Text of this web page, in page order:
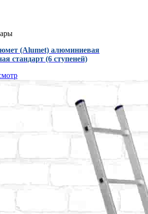
(Alumet) алюминиевая
стандарт (6 ступеней)